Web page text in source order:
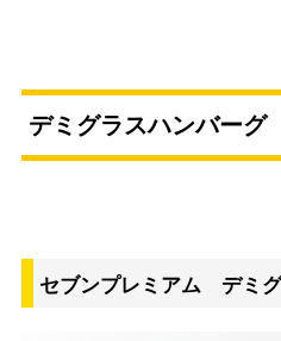
デミグラスハンバーグ
セブンプレミアム デミ